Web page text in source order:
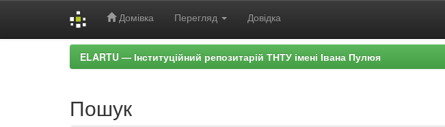
Домівка Перегляд Довідка
ELARTU — Інституційний репозитарій ТНТУ імені Івана Пулюя
Пошук